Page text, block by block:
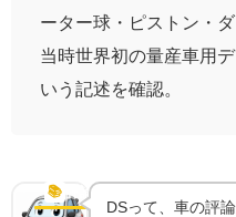
ーター球・ピストン・
当時世界初の量産車用
いう記述を確認。
📚 評論
DSって、車の評